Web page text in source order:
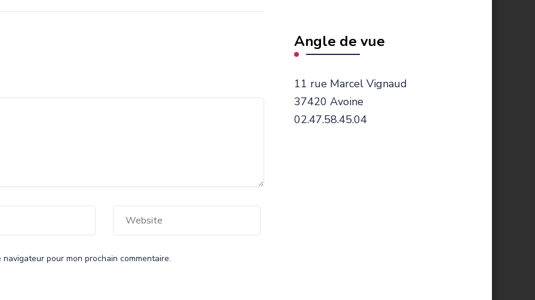
pour mon prochain commentaire.
Angle de vue
11 rue Marcel Vignaud
37420 Avoine
02.47.58.45.04